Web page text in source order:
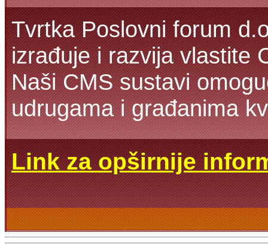
Tvrtka Poslovni forum
izrađuje i razvija vlastite
Naši CMS sustavi
udrugama i građanima
Link za opširnije